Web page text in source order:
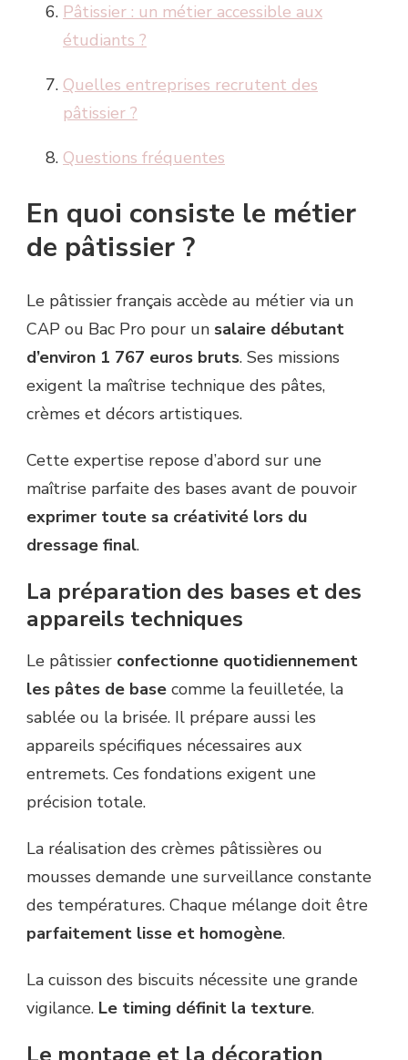
Pâtissier : un métier accessible aux
étudiants ?
Quelles entreprises recrutent des
pâtissier ?
Questions fréquentes
En quoi consiste le métier
de pâtissier ?
Le pâtissier français accède au métier via un
CAP ou Bac Pro pour un salaire débutant
d’environ 1 767 euros bruts. Ses missions
exigent la maîtrise technique des pâtes,
crèmes et décors artistiques.
Cette expertise repose d’abord sur une
maîtrise parfaite des bases avant de pouvoir
exprimer toute sa créativité lors du
dressage final.
La préparation des bases et des
appareils techniques
Le pâtissier confectionne quotidiennement
les pâtes de base comme la feuilletée, la
sablée ou la brisée. Il prépare aussi les
appareils spécifiques nécessaires aux
entremets. Ces fondations exigent une
précision totale.
La réalisation des crèmes pâtissières ou
mousses demande une surveillance constante
des températures. Chaque mélange doit être
parfaitement lisse et homogène.
La cuisson des biscuits nécessite une grande
vigilance. Le timing définit la texture.